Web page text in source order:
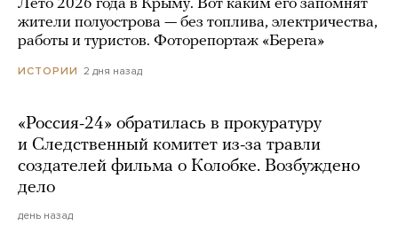
Лето 2026 года в Крыму. Вот каким его запомнят
жители полуострова — без топлива, электричества,
работы и туристов. Фоторепортаж «Берега»
ИСТОРИИ 2 дня назад
«Россия-24» обратилась в прокуратуру
и Следственный комитет из-за травли
создателей фильма о Колобке. Возбуждено
дело
день назад